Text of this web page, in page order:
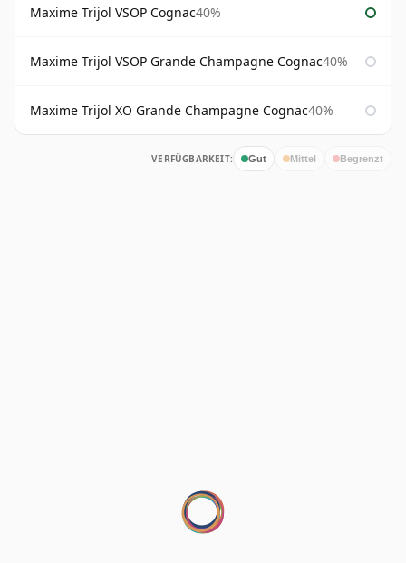
Maxime Trijol VSOP Cognac40%
Maxime Trijol VSOP Grande Champagne Cognac40%
Maxime Trijol XO Grande Champagne Cognac40%
VERFÜGBARKEIT: Gut Mittel Begrenzt